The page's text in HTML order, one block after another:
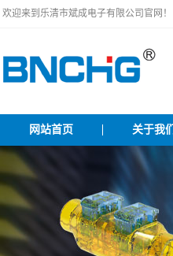
欢迎来到乐清市斌成电子有限公司官网！
网站首页 关于我们